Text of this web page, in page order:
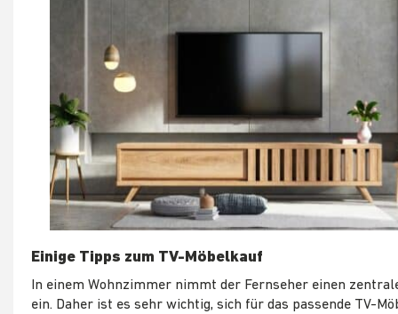
Einige Tipps zum TV-Möbelkauf
In einem Wohnzimmer nimmt der Fernseher einen
ein. Daher ist es sehr wichtig, sich für das passende TV-